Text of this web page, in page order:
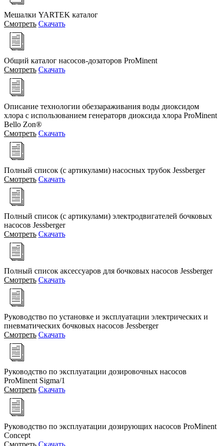
Мешалки YARTEK каталог
Смотреть Скачать
Общий каталог насосов-дозаторов ProMinent
Смотреть Скачать
Описание технологии обеззараживания воды диоксидом
хлора с использованием генераторв диоксида хлора ProMinent
Bello Zon®
Смотреть Скачать
Полный список (с артикулами) насосных трубок Jessberger
Смотреть Скачать
Полный список (с артикулами) электродвигателей бочковых
насосов Jessberger
Смотреть Скачать
Полный список аксессуаров для бочковых насосов Jessberger
Смотреть Скачать
Руководство по установке и эксплуатации электрических и
пневматических бочковых насосов Jessberger
Смотреть Скачать
Руководство по эксплуатации дозировочных насосов
ProMinent Sigma/1
Смотреть Скачать
Руководство по эксплуатации дозирующих насосов ProMinent
Concept
Смотреть Скачать